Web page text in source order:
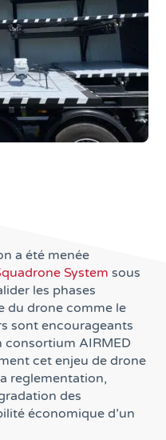
a été menée
System sous
les phases
du drone comme le
sont encourageants
AIRMED
cet enjeu de drone
reglementation,
des
économique d’un